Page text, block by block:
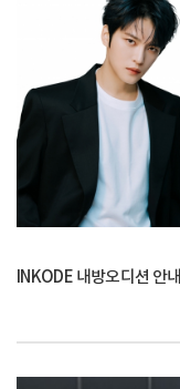
INKODE 내방오디션 안내